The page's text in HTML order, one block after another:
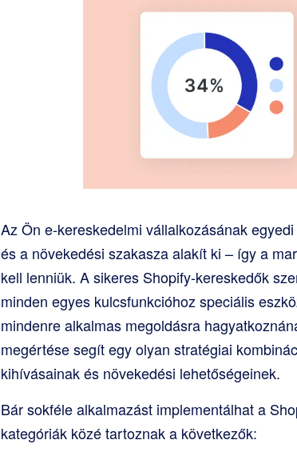
Az Ön e-kereskedelmi vállalkozásának
és a növekedési szakasza alakít ki – így a
kell lenniük. A sikeres Shopify-kereskedők
minden egyes kulcsfunkcióhoz speciális
mindenre alkalmas megoldásra
megértése segít egy olyan stratégiai
kihívásainak és növekedési lehetőségeinek.
Bár sokféle alkalmazást implementálhat a
kategóriák közé tartoznak a következők: